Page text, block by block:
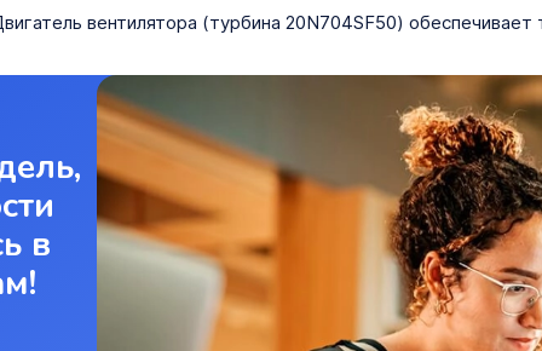
вентилятора (турбина 20N704SF50)
в